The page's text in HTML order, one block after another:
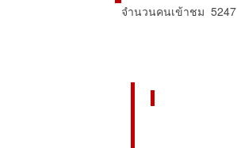
จำนวนคนเข้าชม 5247